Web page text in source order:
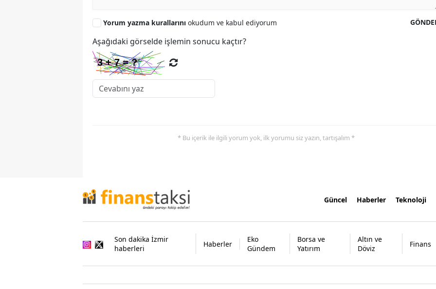
Yorum yazma kurallarını okudum ve kabul ediyorum
Aşağıdaki görselde işlemin sonucu kaçtır?
* Bu içerik ile ilgili yorum yok, ilk yorumu siz yazın, tartışalım *
Güncel Haberler Teknoloji
Son dakika İzmir
haberleri
Haberler
Eko
Gündem
Borsa ve
Yatırım
Altın ve
Döviz
Finans